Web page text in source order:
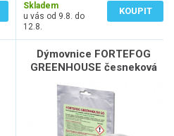
Skladem
u vás od 9.8. do
12.8.
KOUPIT
Dýmovnice FORTEFOG
GREENHOUSE česneková